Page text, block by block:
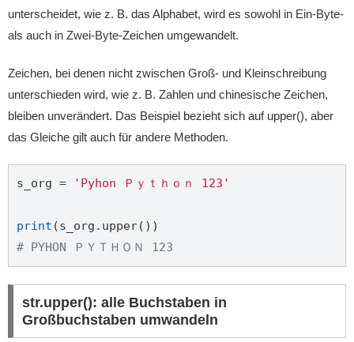
unterscheidet, wie z. B. das Alphabet, wird es sowohl in Ein-Byte-
als auch in Zwei-Byte-Zeichen umgewandelt.
Zeichen, bei denen nicht zwischen Groß- und Kleinschreibung
unterschieden wird, wie z. B. Zahlen und chinesische Zeichen,
bleiben unverändert. Das Beispiel bezieht sich auf upper(), aber
das Gleiche gilt auch für andere Methoden.
s_org = 'Pyhon Ｐｙｔｈｏｎ 123'
print
# PYHON ＰＹＴＨＯＮ 123
str.upper(): alle Buchstaben in
Großbuchstaben umwandeln